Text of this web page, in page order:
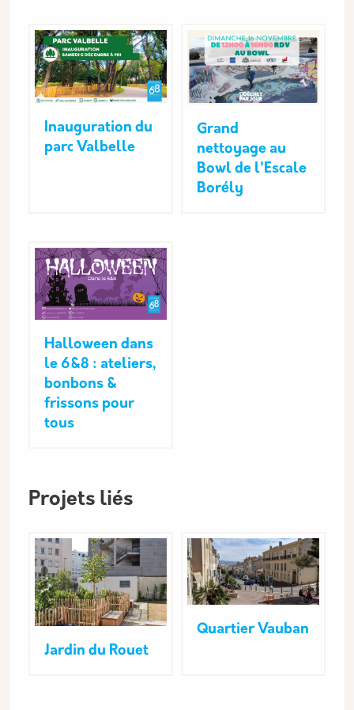
Inauguration du
parc Valbelle
Grand
nettoyage au
Bowl de l'Escale
Borély
Halloween dans
le 6&8 : ateliers,
bonbons &
frissons pour
tous
Projets liés
Jardin du Rouet
Quartier Vauban